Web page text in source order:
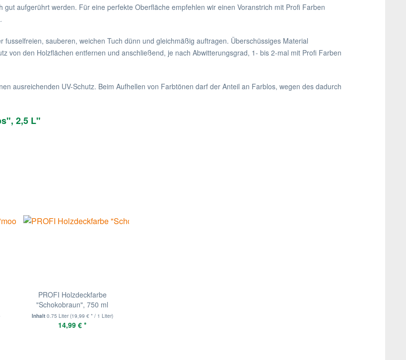
gut aufgerührt werden. Für eine perfekte Oberfläche empfehlen wir einen Voranstrich mit Profi Farben
fusselfreien, sauberen, weichen Tuch dünn und gleichmäßig auftragen. Überschüssiges Material
von den Holzflächen entfernen und anschließend, je nach Abwitterungsgrad, 1- bis 2-mal mit Profi Farben
ausreichenden UV-Schutz. Beim Aufhellen von Farbtönen darf der Anteil an Farblos, wegen des dadurch
2,5 L"
PROFI Holzdeckfarbe
"Schokobraun", 750 ml
Inhalt 0.75 Liter(19,99 € * / 1 Liter)
14,99 € *